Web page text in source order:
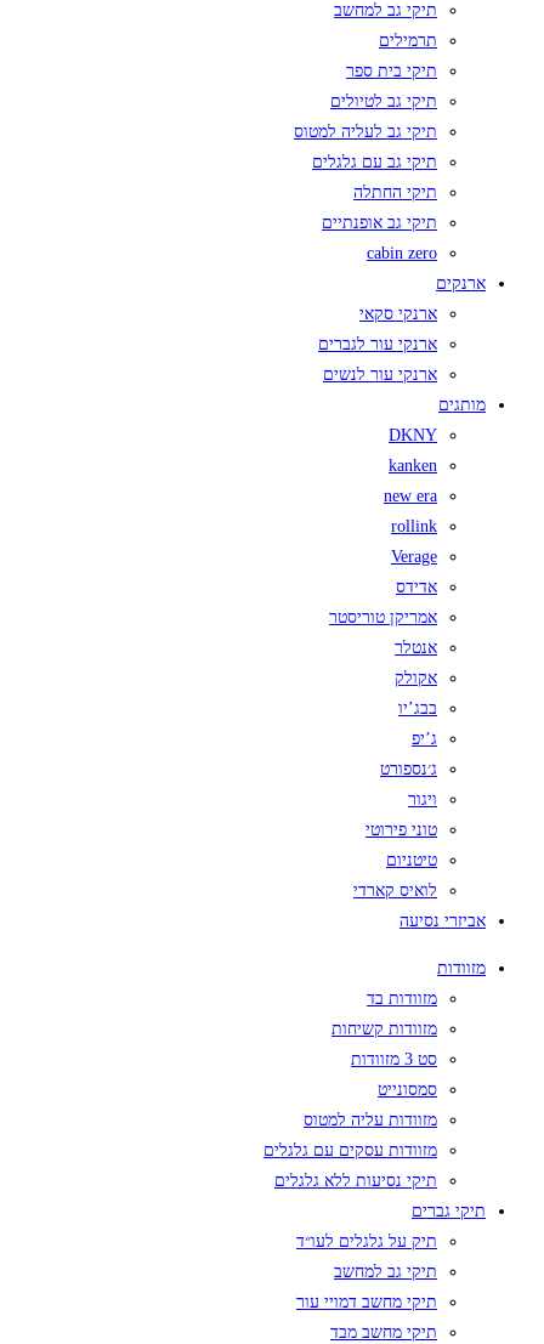
תיקי גב למחשב
תרמילים
תיקי בית ספר
תיקי גב לטיולים
תיקי גב לעליה למטוס
תיקי גב עם גלגלים
תיקי החתלה
תיקי גב אופנתיים
cabin zero
ארנקים
ארנקי סקאי
ארנקי עור לגברים
ארנקי עור לנשים
מותגים
DKNY
kanken
new era
rollink
Verage
אדידס
אמריקן טוריסטר
אנטלר
אקולק
בבג’יו
ג’יפ
ג׳נספורט
ויגור
טוני פירוטי
טיטניום
לואיס קארדי
אביזרי נסיעה
מזוודות
מזוודות בד
מזוודות קשיחות
סט 3 מזוודות
סמסונייט
מזוודות עליה למטוס
מזוודות עסקים עם גלגלים
תיקי נסיעות ללא גלגלים
תיקי גברים
תיק על גלגלים לעו״ד
תיקי גב למחשב
תיקי מחשב דמויי עור
תיקי מחשב מבד